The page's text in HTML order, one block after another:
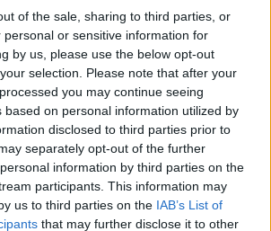
of the sale, sharing to third parties, or
personal or sensitive information for
by us, please use the below opt-out
selection. Please note that after your
you may continue seeing
based on personal information utilized by
disclosed to third parties prior to
separately opt-out of the further
information by third parties on the
participants. This information may
us to third parties on the IAB’s List of
that may further disclose it to other
και αυξάνεται η πιθανότητα να
έχει και η
στην προετοιμασία του
που βοηθούν στο
μεγαλύτερη προθυμία να
τρόφιμα, καθώς αισθάνονται
ενεργά στη διαδικασία.